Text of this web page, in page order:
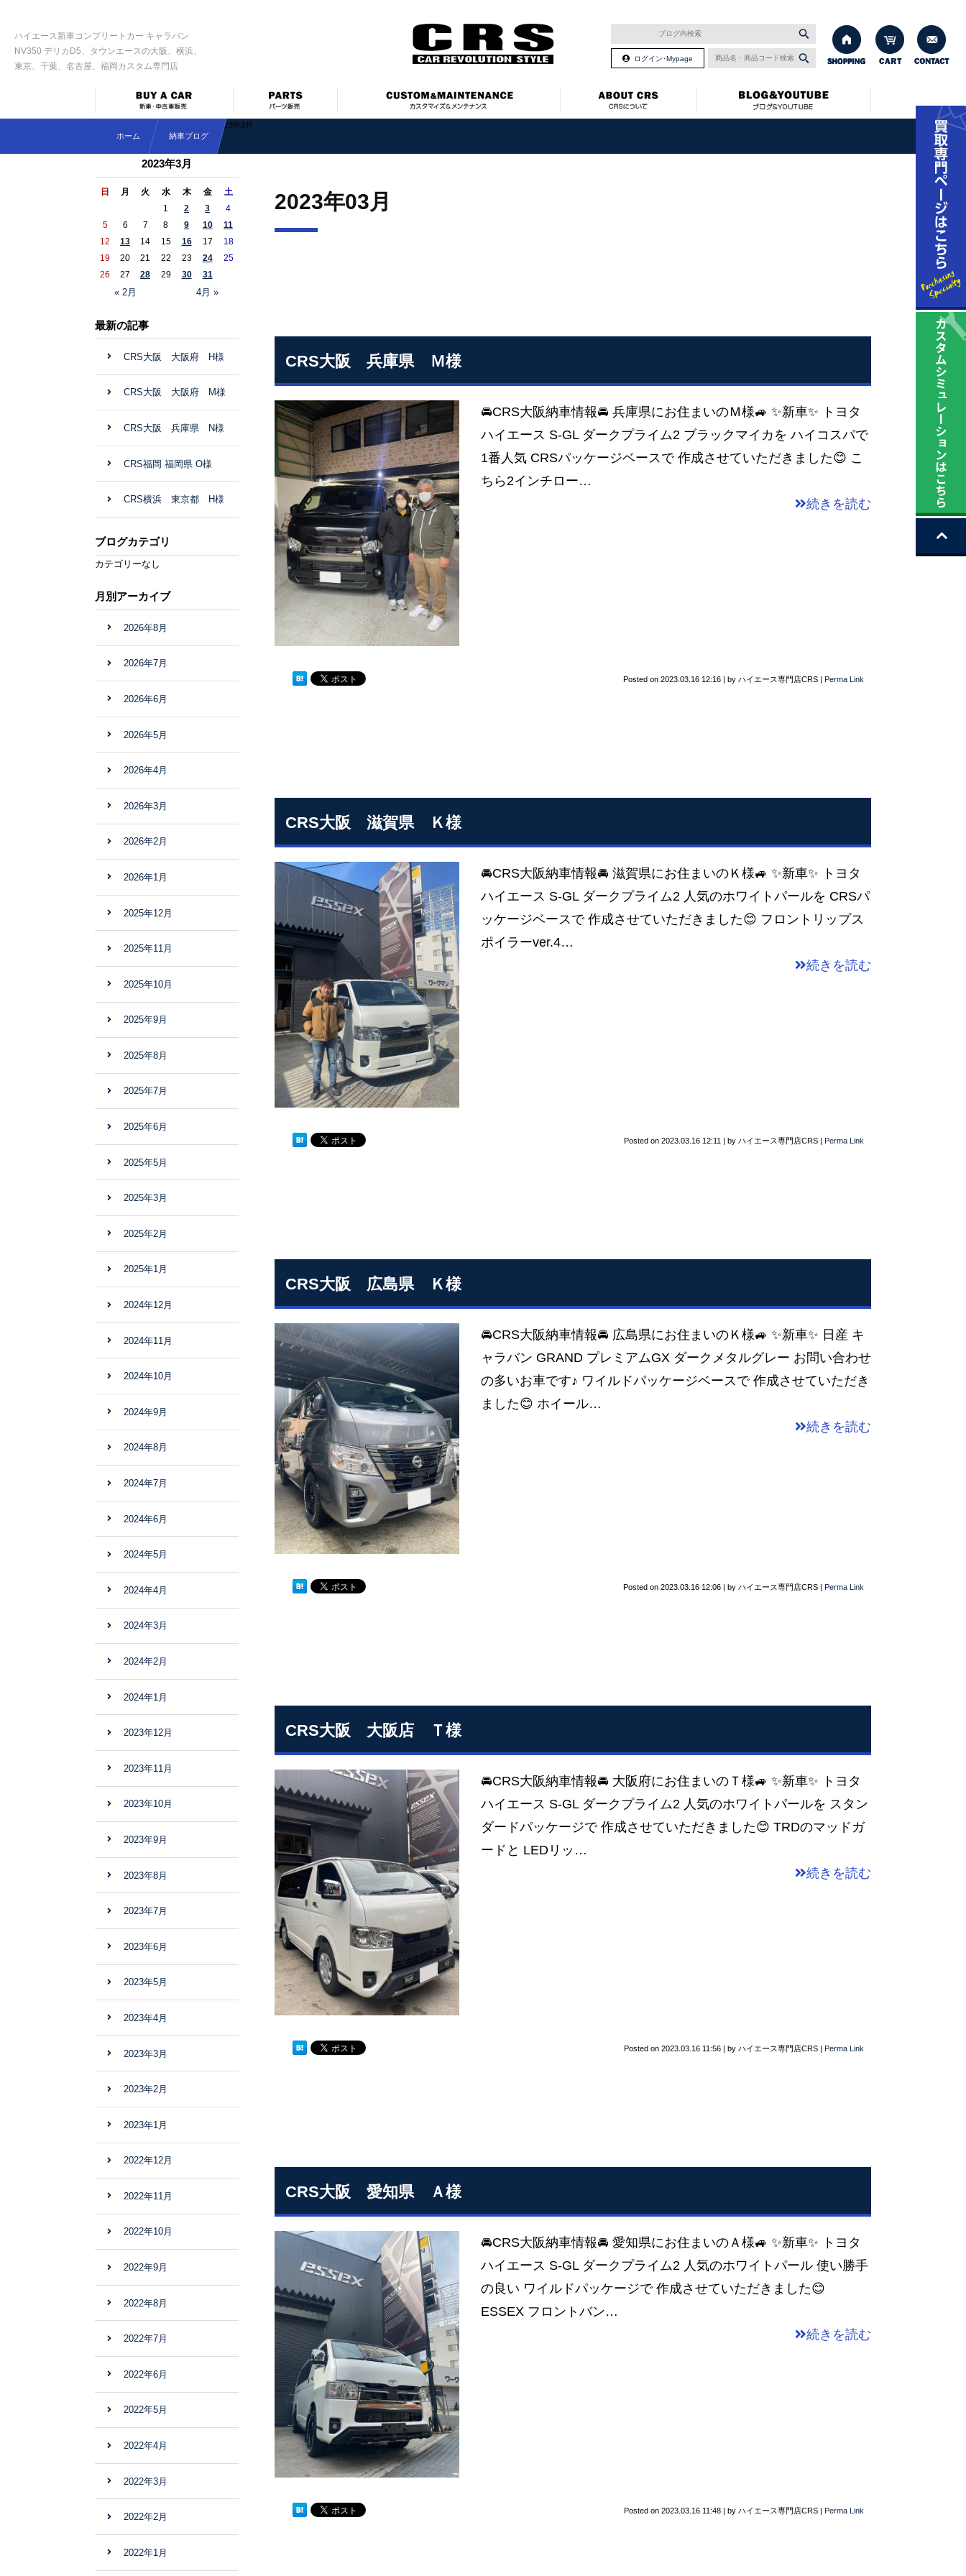
ハイエース新車コンプリートカー キャラバン
NV350 デリカD5、タウンエースの大阪、横浜、
東京、千葉、名古屋、福岡カスタム専門店
ログイン･Mypage
ホーム 納車ブログ
2023年3月
2023年03月
CRS大阪 兵庫県 Ｍ様
🚘CRS大阪納車情報🚘 兵庫県にお住まいのＭ様🚙 ✨新車✨ トヨタ
ハイエース S-GL ダークプライム2 ブラックマイカを ハイコスパで
1番人気 CRSパッケージベースで 作成させていただきました😊 こ
ちら2インチロー…
続きを読む
Posted on 2023.03.16 12:16 by ハイエース専門店CRS Perma Link
CRS大阪 滋賀県 Ｋ様
🚘CRS大阪納車情報🚘 滋賀県にお住まいのＫ様🚙 ✨新車✨ トヨタ
ハイエース S-GL ダークプライム2 人気のホワイトパールを CRSパ
ッケージベースで 作成させていただきました😊 フロントリップス
ポイラーver.4…
続きを読む
Posted on 2023.03.16 12:11 by ハイエース専門店CRS Perma Link
CRS大阪 広島県 Ｋ様
🚘CRS大阪納車情報🚘 広島県にお住まいのＫ様🚙 ✨新車✨ 日産 キ
ャラバン GRAND プレミアムGX ダークメタルグレー お問い合わせ
の多いお車です♪ ワイルドパッケージベースで 作成させていただき
ました😊 ホイール…
続きを読む
Posted on 2023.03.16 12:06 by ハイエース専門店CRS Perma Link
CRS大阪 大阪店 Ｔ様
🚘CRS大阪納車情報🚘 大阪府にお住まいのＴ様🚙 ✨新車✨ トヨタ
ハイエース S-GL ダークプライム2 人気のホワイトパールを スタン
ダードパッケージで 作成させていただきました😊 TRDのマッドガ
ードと LEDリッ…
続きを読む
Posted on 2023.03.16 11:56 by ハイエース専門店CRS Perma Link
CRS大阪 愛知県 Ａ様
🚘CRS大阪納車情報🚘 愛知県にお住まいのＡ様🚙 ✨新車✨ トヨタ
ハイエース S-GL ダークプライム2 人気のホワイトパール 使い勝手
の良い ワイルドパッケージで 作成させていただきました😊
ESSEX フロントバン…
続きを読む
Posted on 2023.03.16 11:48 | by ハイエース専門店CRS | Perma Link
2023年3月
日 月 火 水 木 金 土
« 2月 4月 »
1 2 3
4
5
6 7 8 9 10
11
12
13 14 15 16 17
18
19
20 21 22 23 24
25
26
27 28 29 30 31
最新の記事
CRS大阪 大阪府 H様
CRS大阪 大阪府 M様
CRS大阪 兵庫県 N様
CRS福岡 福岡県 O様
CRS横浜 東京都 H様
ブログカテゴリ
カテゴリーなし
月別アーカイブ
2026年8月
2026年7月
2026年6月
2026年5月
2026年4月
2026年3月
2026年2月
2026年1月
2025年12月
2025年11月
2025年10月
2025年9月
2025年8月
2025年7月
2025年6月
2025年5月
2025年3月
2025年2月
2025年1月
2024年12月
2024年11月
2024年10月
2024年9月
2024年8月
2024年7月
2024年6月
2024年5月
2024年4月
2024年3月
2024年2月
2024年1月
2023年12月
2023年11月
2023年10月
2023年9月
2023年8月
2023年7月
2023年6月
2023年5月
2023年4月
2023年3月
2023年2月
2023年1月
2022年12月
2022年11月
2022年10月
2022年9月
2022年8月
2022年7月
2022年6月
2022年5月
2022年4月
2022年3月
2022年2月
2022年1月